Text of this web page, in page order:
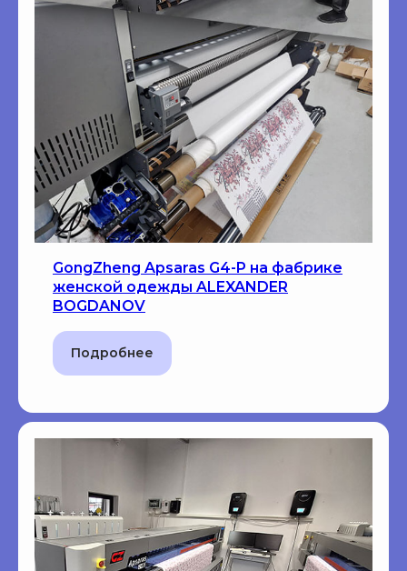
GongZheng Apsaras G4-P на фабрике
женской одежды ALEXANDER
BOGDANOV
Подробнее